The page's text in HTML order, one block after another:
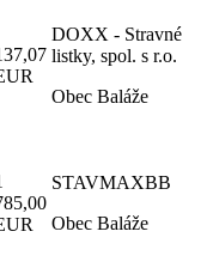
DOXX - Stravné
listky, spol. s r.o.
Obec Baláže
STAVMAXBB
Obec Baláže